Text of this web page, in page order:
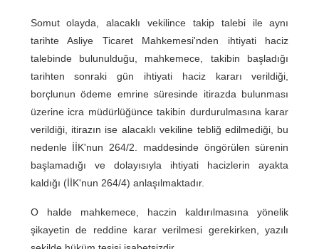
Somut olayda, alacaklı vekilince takip talebi ile aynı
tarihte Asliye Ticaret Mahkemesi'nden ihtiyati haciz
talebinde bulunulduğu, mahkemece, takibin başladığı
tarihten sonraki gün ihtiyati haciz kararı verildiği,
borçlunun ödeme emrine süresinde itirazda bulunması
üzerine icra müdürlüğünce takibin durdurulmasına karar
verildiği, itirazın ise alacaklı vekiline tebliğ edilmediği, bu
nedenle İİK'nun 264/2. maddesinde öngörülen sürenin
başlamadığı ve dolayısıyla ihtiyati hacizlerin ayakta
kaldığı (İİK'nun 264/4) anlaşılmaktadır.
O halde mahkemece, haczin kaldırılmasına yönelik
şikayetin de reddine karar verilmesi gerekirken, yazılı